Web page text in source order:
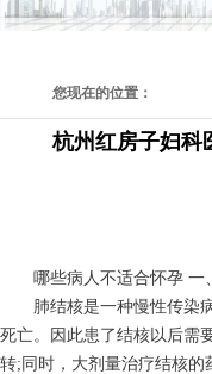
您现在的位置：
杭州红房子妇科
哪些病人不适合怀孕 一
肺结核是一种慢性传染病
死亡。因此患了结核以后需
转;同时，大剂量治疗结核